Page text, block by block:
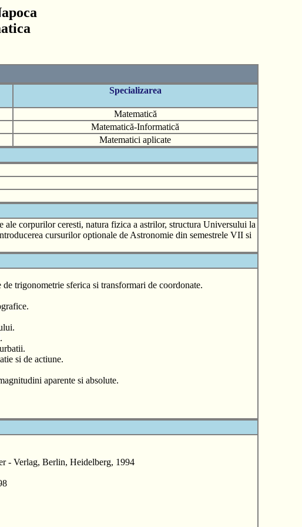
Specializarea
Matematică
Matematică-Informatică
Matematici aplicate
ale corpurilor ceresti, natura fizica a astrilor, structura Universului la
cursurilor optionale de Astronomie din semestrele VII si
trigonometrie sferica si transformari de coordonate.
si de actiune.
aparente si absolute.
Verlag, Berlin, Heidelberg, 1994